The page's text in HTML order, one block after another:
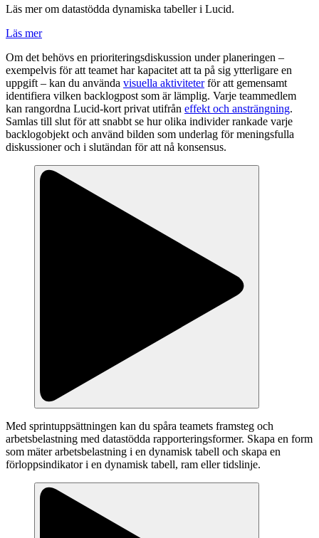
Läs mer om datastödda dynamiska tabeller i Lucid.
Läs mer
Om det behövs en prioriteringsdiskussion under planeringen –
exempelvis för att teamet har kapacitet att ta på sig ytterligare en
uppgift – kan du använda visuella aktiviteterför att gemensamt
identifiera vilken backlogpost som är lämplig. Varje teammedlem
kan rangordna Lucid-kort privat utifrån effekt och ansträngning.
Samlas till slut för att snabbt se hur olika individer rankade varje
backlogobjekt och använd bilden som underlag för meningsfulla
diskussioner och i slutändan för att nå konsensus.
Med sprintuppsättningen kan du spåra teamets framsteg och
arbetsbelastning med datastödda rapporteringsformer. Skapa en form
som mäter arbetsbelastning i en dynamisk tabell och skapa en
förloppsindikator i en dynamisk tabell, ram eller tidslinje.